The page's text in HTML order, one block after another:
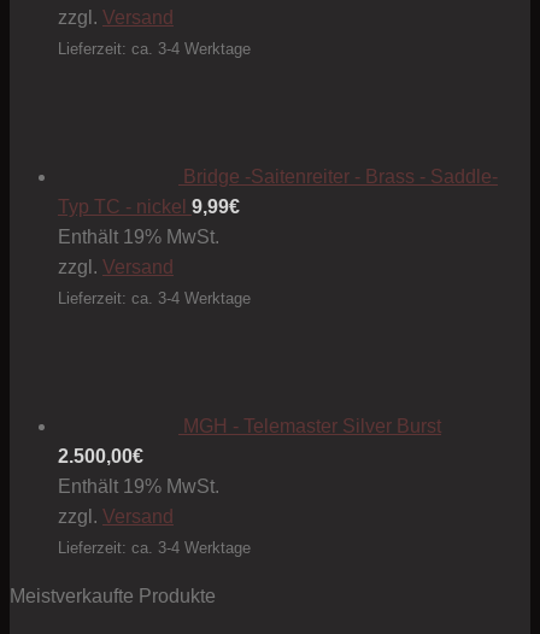
zzgl. Versand
Lieferzeit: ca. 3-4 Werktage
Bridge -Saitenreiter - Brass - Saddle-
Typ TC - nickel 9,99€
Enthält 19% MwSt.
zzgl. Versand
Lieferzeit: ca. 3-4 Werktage
MGH - Telemaster Silver Burst
2.500,00€
Enthält 19% MwSt.
zzgl. Versand
Lieferzeit: ca. 3-4 Werktage
Meistverkaufte Produkte